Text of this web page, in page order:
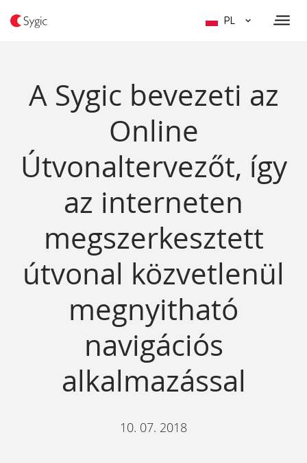
PL
A Sygic bevezeti az
Online
Útvonaltervezőt, így
az interneten
megszerkesztett
útvonal közvetlenül
megnyitható
navigációs
alkalmazással
10. 07. 2018